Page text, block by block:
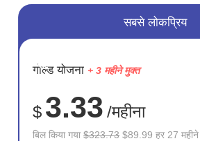
सहेजें
72%
सबसे लोकप्रिय
गोल्ड योजना + 3 महीने मुक्त
$ 3.33 /महीना
बिल किया गया$323.73 $89.99 हर 27 महीने